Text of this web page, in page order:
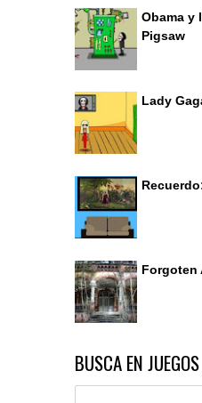
Obama y
Pigsaw
Lady
Forgoten
BUSCA EN